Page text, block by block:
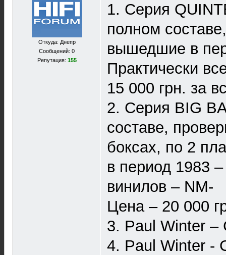
Откуда: Днепр
Сообщений: 0
Репутация: 155
1. Серия
полном
вышедшие в
Практически
15 000 грн. за
2. Серия BIG
составе,
боксах, по 2
в период 1983
винилов – NM-
Цена – 20 000
3. Paul Winter –
4. Paul Winter -